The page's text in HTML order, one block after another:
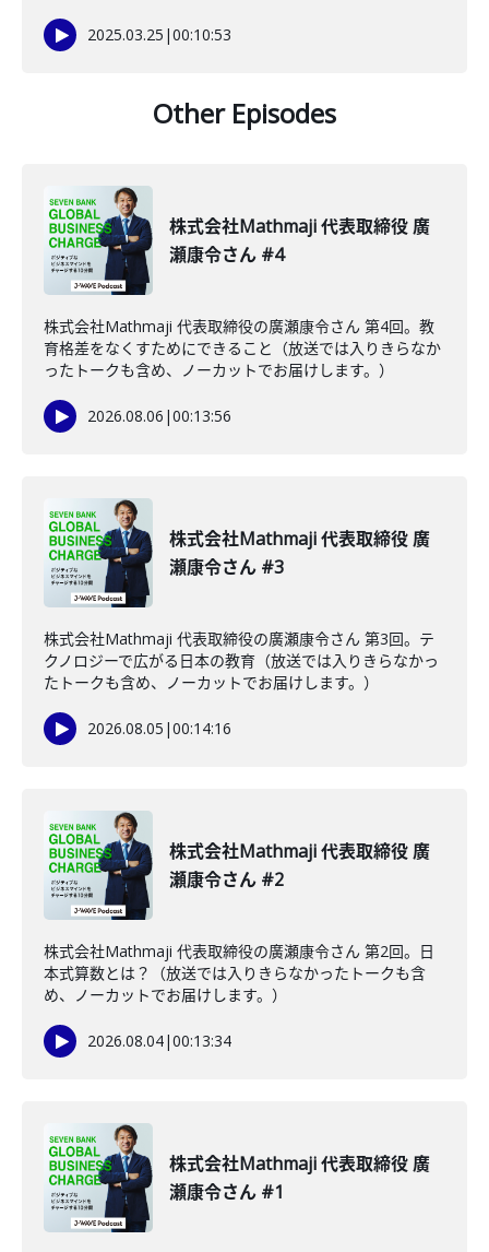
2025.03.25 |00:10:53
Other Episodes
株式会社Mathmaji 代表取締役 廣
瀬康令さん #4
株式会社Mathmaji 代表取締役の廣瀬康令さん 第4回。教
育格差をなくすためにできること（放送では入りきらなか
ったトークも含め、ノーカットでお届けします。）
2026.08.06 |00:13:56
株式会社Mathmaji 代表取締役 廣
瀬康令さん #3
株式会社Mathmaji 代表取締役の廣瀬康令さん 第3回。テ
クノロジーで広がる日本の教育（放送では入りきらなかっ
たトークも含め、ノーカットでお届けします。）
2026.08.05 |00:14:16
株式会社Mathmaji 代表取締役 廣
瀬康令さん #2
株式会社Mathmaji 代表取締役の廣瀬康令さん 第2回。日
本式算数とは？（放送では入りきらなかったトークも含
め、ノーカットでお届けします。）
2026.08.04|00:13:34
株式会社Mathmaji 代表取締役 廣
瀬康令さん #1